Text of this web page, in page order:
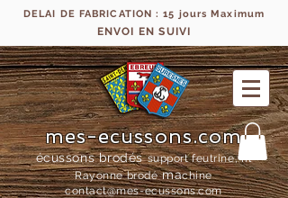
DELAI DE FABRICATION : 15 jours Maximum
ENVOI EN SUIVI
mes-ecussons.com
écussons brodés support feutrine, fil
Rayonne brodémachine
contact@mes-ecussons.com